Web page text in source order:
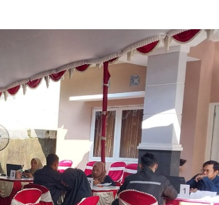
Relawan “Aksi
Gibran” Gelar
di Semarang,…
View 360⁰
Sawah, Kafe
Keren Banget
Bagas
Pranowo Akan
Penguatan